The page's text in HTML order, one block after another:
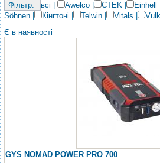
всі
Awelco CTEK Einhell
Söhnen
Кінгтоні Telwin Vitals
Є в наявності
GYS NOMAD POWER PRO 700